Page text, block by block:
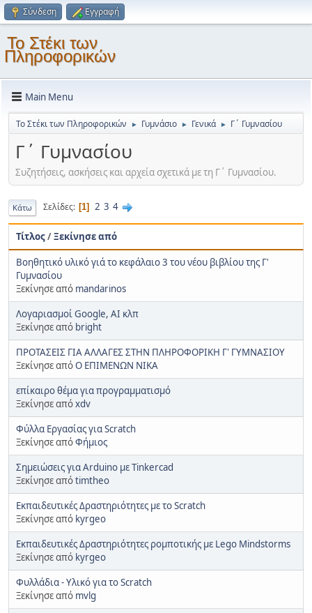
Σύνδεση Εγγραφή
Το Στέκι των
Πληροφορικών
Main Menu
Το Στέκι των Πληροφορικών ► Γυμνάσιο ► Γενικά ► Γ΄ Γυμνασίου
Γ΄ Γυμνασίου
Συζητήσεις, ασκήσεις και αρχεία σχετικά με τη Γ΄ Γυμνασίου.
Κάτω Σελίδες 1 2 3 4
Τίτλος/Ξεκίνησε από
Βοηθητικό υλικό γιά το κεφάλαιο 3 του νέου βιβλίου της Γ'
Γυμνασίου
Ξεκίνησε από mandarinos
Λογαριασμοί Google, AI κλπ
Ξεκίνησε από bright
ΠΡΟΤΑΣΕΙΣ ΓΙΑ ΑΛΛΑΓΕΣ ΣΤΗΝ ΠΛΗΡΟΦΟΡΙΚΗ Γ' ΓΥΜΝΑΣΙΟΥ
Ξεκίνησε απόΟ ΕΠΙΜΕΝΩΝ ΝΙΚΑ
επίκαιρο θέμα για προγραμματισμό
Ξεκίνησε απόxdv
Φύλλα Εργασίας για Scratch
Ξεκίνησε απόΦήμιος
Σημειώσεις για Arduino με Tinkercad
Ξεκίνησε απόtimtheo
Εκπαιδευτικές Δραστηριότητες με το Scratch
Ξεκίνησε από kyrgeo
Εκπαιδευτικές Δραστηριότητες ρομποτικής με Lego Mindstorms
Ξεκίνησε από kyrgeo
Φυλλάδια - Υλικό για το Scratch
Ξεκίνησε από mvlg